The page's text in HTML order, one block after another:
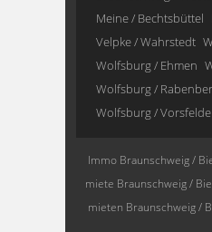
Meine / Bechtsbüttel
Velpke / Wahrstedt
Wolfsburg / Ehmen
Wolfsburg /
Wolfsburg / Vorsfelde
Immo Braunschweig /
miete Braunschweig /
mieten Braunschweig /